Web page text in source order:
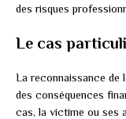
des risques
Le cas
La reconnaissance de
des conséquences
cas, la victime ou ses